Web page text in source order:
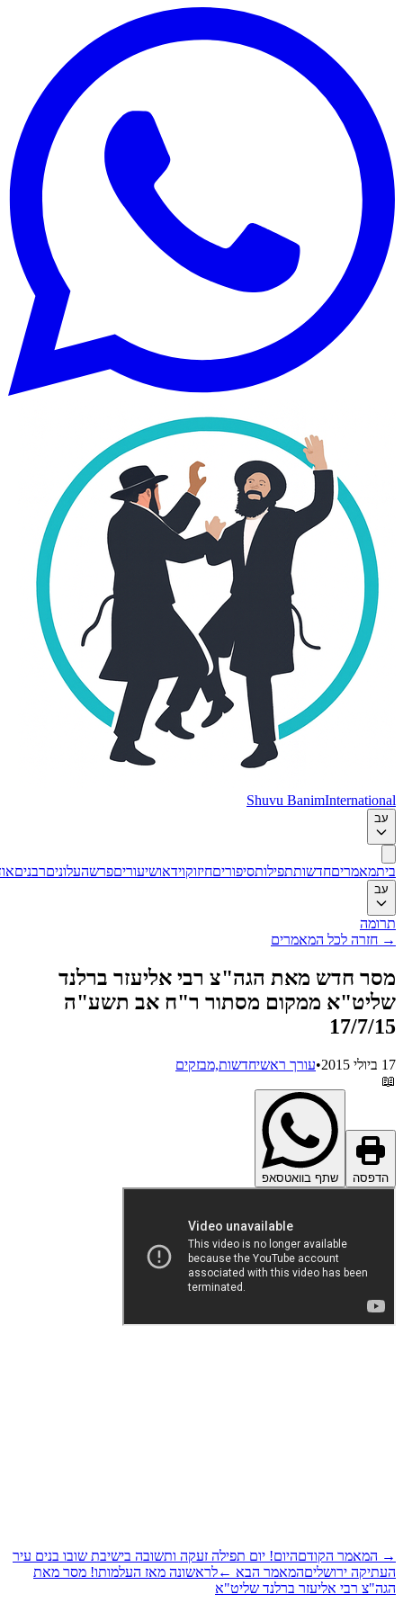
Shuvu Banim
מאמריםחדשותתפילותסיפוריםחיזוקוידאושיעוריםפרשהעלוניםרבניםאודות
חזרה לכל המאמרים
חדש מאת הגה"צ רבי אליעזר ברלנד
ממקום מסתור ר"ח אב תשע"ה
17/7/
•עורך ראשיחדשות,מבזקים
שתף בוואטסאפ
המאמר הקודםהיום! יום תפילה זעקה ותשובה בישיבת שובו בנים עיר
ירושליםהמאמר הבא ← לראשונה מאז העלמותו! מסר מאת
רבי אליעזר ברלנד שליט"א